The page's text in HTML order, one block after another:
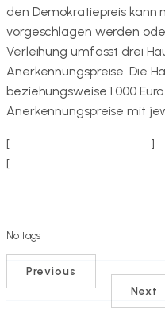
den Demokratiepreis kann
vorgeschlagen werden
Verleihung umfasst drei
Anerkennungspreise. Die
beziehungsweise 1.000
Anerkennungspreise mit
[denkbunt-thueringen.de ]
[Thüringer Ministerium für
No tags
Previous
Next